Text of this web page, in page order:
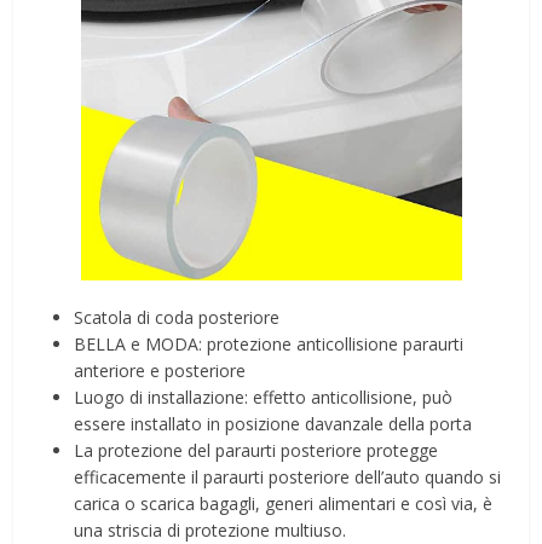
Scatola di coda posteriore
BELLA e MODA: protezione anticollisione paraurti
anteriore e posteriore
Luogo di installazione: effetto anticollisione, può
essere installato in posizione davanzale della porta
La protezione del paraurti posteriore protegge
efficacemente il paraurti posteriore dell’auto quando si
carica o scarica bagagli, generi alimentari e così via, è
una striscia di protezione multiuso.